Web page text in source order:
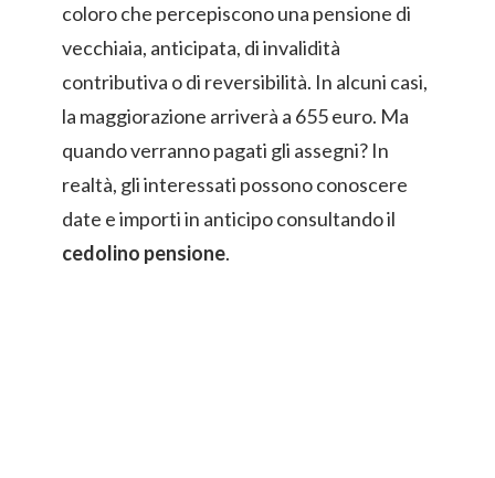
coloro che percepiscono una pensione di
vecchiaia, anticipata, di invalidità
contributiva o di reversibilità. In alcuni casi,
la maggiorazione arriverà a 655 euro. Ma
quando verranno pagati gli assegni? In
realtà, gli interessati possono conoscere
date e importi in anticipo consultando il
cedolino pensione.